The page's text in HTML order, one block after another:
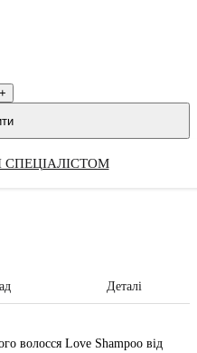
СПЕЦІАЛІСТОМ
Деталі
волосся Love Shampoo від